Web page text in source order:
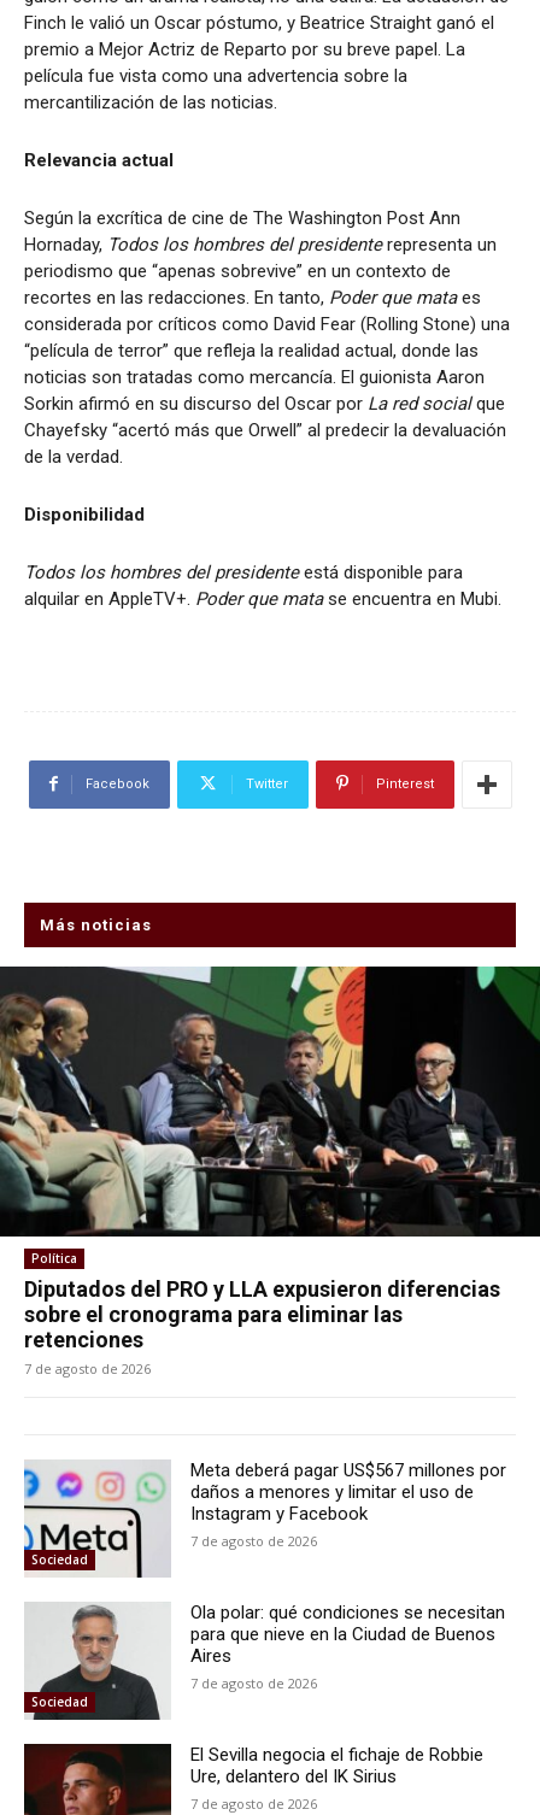
Finch le valió un Oscar póstumo, y Beatrice Straight ganó el
premio a Mejor Actriz de Reparto por su breve papel. La
película fue vista como una advertencia sobre la
mercantilización de las noticias.
Relevancia actual
Según la excrítica de cine de The Washington Post Ann
Hornaday, Todos los hombres del presidenterepresenta un
periodismo que “apenas sobrevive” en un contexto de
recortes en las redacciones. En tanto, Poder que mataes
considerada por críticos como David Fear (Rolling Stone) una
“película de terror” que refleja la realidad actual, donde las
noticias son tratadas como mercancía. El guionista Aaron
Sorkin afirmó en su discurso del Oscar por La red socialque
Chayefsky “acertó más que Orwell” al predecir la devaluación
de la verdad.
Disponibilidad
Todos los hombres del presidenteestá disponible para
alquilar en AppleTV+. Poder que matase encuentra en Mubi.
Facebook Twitter Pinterest
Más noticias
Política
Diputados del PRO y LLA expusieron diferencias
sobre el cronograma para eliminar las
retenciones
7 de agosto de 2026
Sociedad
Meta deberá pagar US$567 millones por
daños a menores y limitar el uso de
Instagram y Facebook
7 de agosto de 2026
Sociedad
Ola polar: qué condiciones se necesitan
para que nieve en la Ciudad de Buenos
Aires
7 de agosto de 2026
El Sevilla negocia el fichaje de Robbie
Ure, delantero del IK Sirius
7 de agosto de 2026